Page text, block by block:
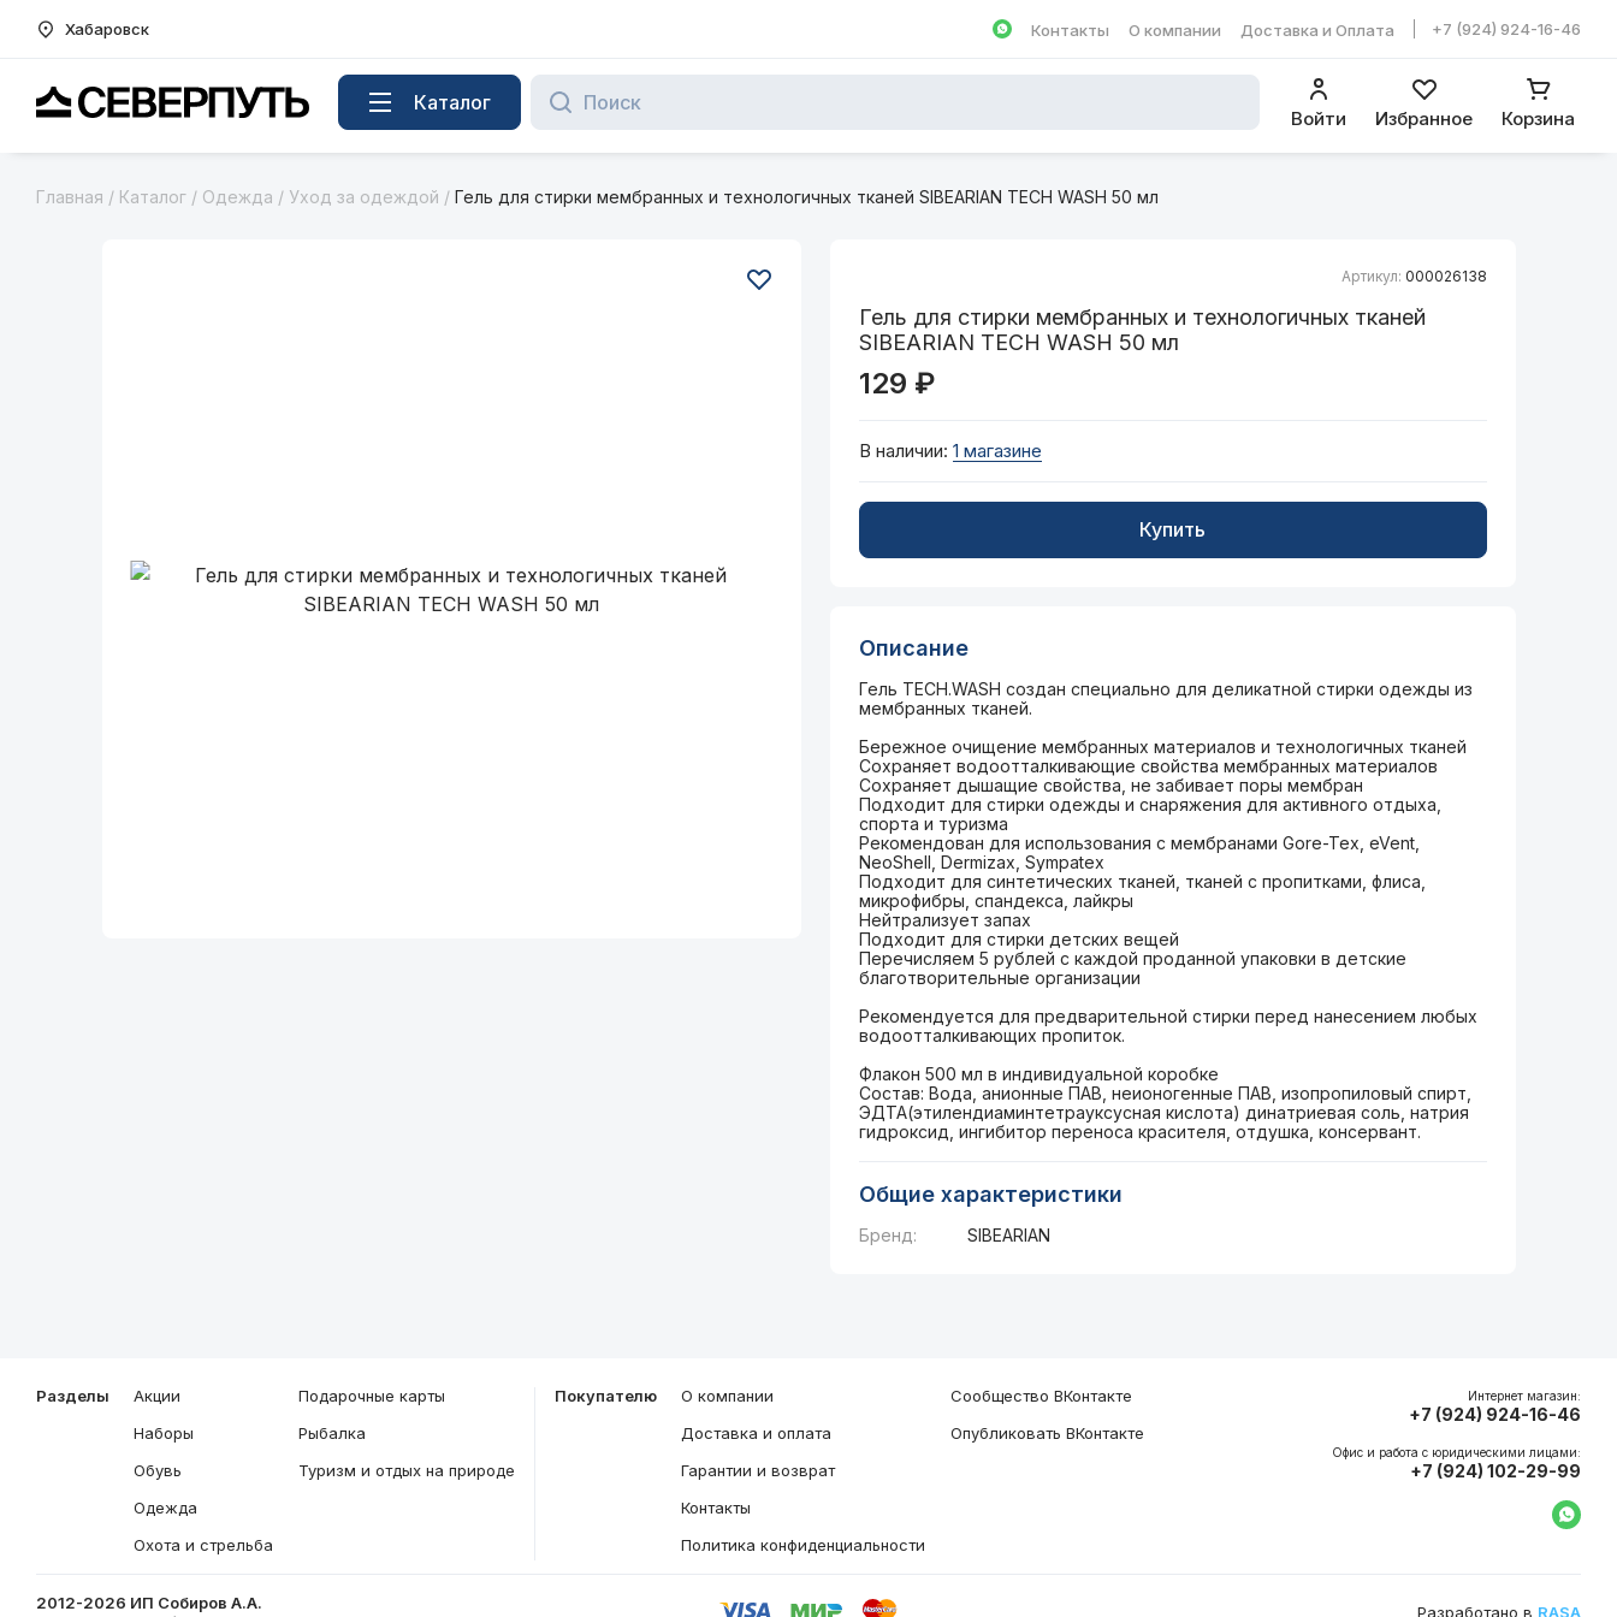
Хабаровск
Написать в WhatsApp
Контакты О компании Доставка и Оплата +7 (924) 924-16-46
Вернуться на главную страницу Каталог
Войти Избранное Корзина
Главная / Каталог / Одежда / Уход за одеждой / Гель для стирки мембранных и технологичных тканей SIBEARIAN TECH WASH 50 мл
Артикул: 000026138
Гель для стирки мембранных и технологичных тканей
SIBEARIAN TECH WASH 50 мл
129 ₽
В наличии: 1 магазине
Купить
Описание
Гель TECH.WASH создан специально для деликатной стирки одежды из
мембранных тканей.
Бережное очищение мембранных материалов и технологичных тканей
Сохраняет водоотталкивающие свойства мембранных материалов
Сохраняет дышащие свойства, не забивает поры мембран
Подходит для стирки одежды и снаряжения для активного отдыха,
спорта и туризма
Рекомендован для использования с мембранами Gore-Tex, eVent,
NeoShell, Dermizax, Sympatex
Подходит для синтетических тканей, тканей с пропитками, флиса,
микрофибры, спандекса, лайкры
Нейтрализует запах
Подходит для стирки детских вещей
Перечисляем 5 рублей с каждой проданной упаковки в детские
благотворительные организации
Рекомендуется для предварительной стирки перед нанесением любых
водоотталкивающих пропиток.
Флакон 500 мл в индивидуальной коробке
Состав: Вода, анионные ПАВ, неионогенные ПАВ, изопропиловый спирт,
ЭДТА(этилендиаминтетрауксусная кислота) динатриевая соль, натрия
гидроксид, ингибитор переноса красителя, отдушка, консервант.
Общие характеристики
Бренд: SIBEARIAN
Разделы
Акции
Наборы
Обувь
Одежда
Охота и стрельба
Подарочные карты
Рыбалка
Туризм и отдых на природе
Покупателю
О компании
Доставка и оплата
Гарантии и возврат
Контакты
Политика конфиденциальности
Сообщество ВКонтакте
Опубликовать ВКонтакте
Интернет магазин:
+7 (924) 924-16-46
Офис и работа с юридическими лицами:
+7 (924) 102-29-99
2012-2026 ИП Собиров А.А. Разработано в RASA